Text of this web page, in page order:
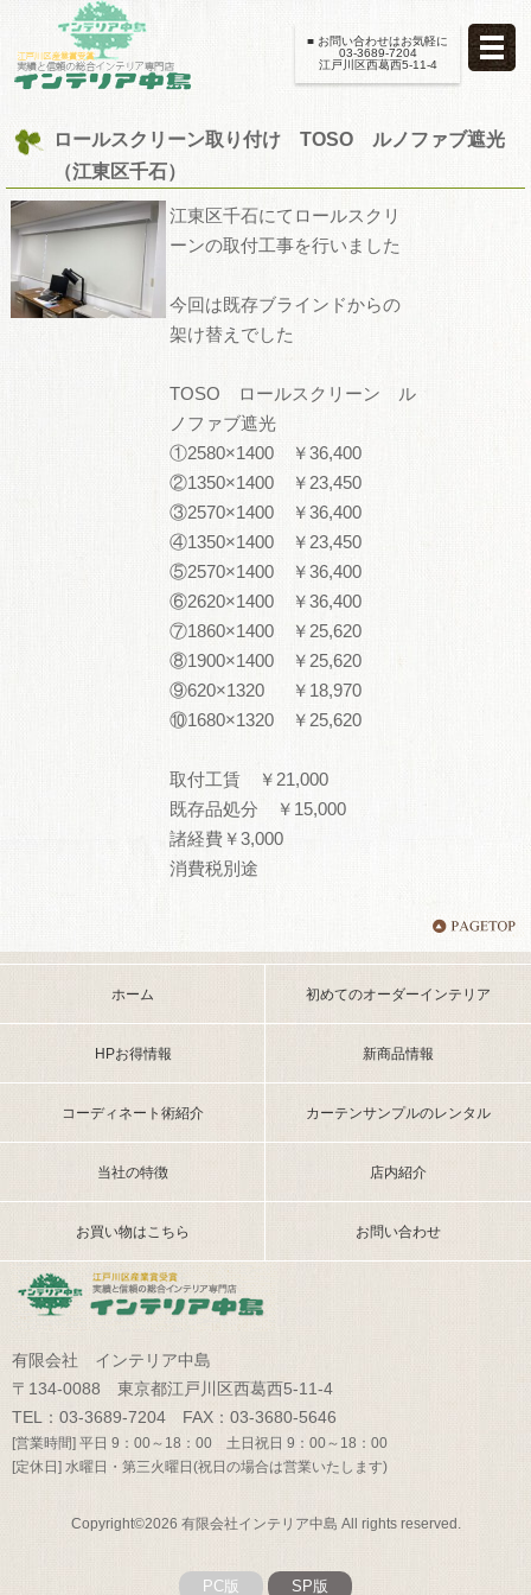
■ お問い合わせはお気軽に
03-3689-7204
江戸川区西葛西5-11-4
ロールスクリーン取り付け TOSO ルノファブ遮光
（江東区千石）
江東区千石にてロールスクリ
ーンの取付工事を行いました
今回は既存ブラインドからの
架け替えでした
TOSO ロールスクリーン ル
ノファブ遮光
①2580×1400 ￥36,400
②1350×1400 ￥23,450
③2570×1400 ￥36,400
④1350×1400 ￥23,450
⑤2570×1400 ￥36,400
⑥2620×1400 ￥36,400
⑦1860×1400 ￥25,620
⑧1900×1400 ￥25,620
⑨620×1320 ￥18,970
⑩1680×1320 ￥25,620
取付工賃 ￥21,000
既存品処分 ￥15,000
諸経費￥3,000
消費税別途
ホーム 初めてのオーダーインテリア
HPお得情報 新商品情報
コーディネート術紹介 カーテンサンプルのレンタル
当社の特徴 店内紹介
お買い物はこちら お問い合わせ
有限会社 インテリア中島
〒134-0088 東京都江戸川区西葛西5-11-4
TEL：03-3689-7204 FAX：03-3680-5646
[営業時間] 平日 9：00～18：00 土日祝日 9：00～18：00
[定休日] 水曜日・第三火曜日(祝日の場合は営業いたします)
Copyright©2026 有限会社インテリア中島 All rights reserved.
PC版 SP版